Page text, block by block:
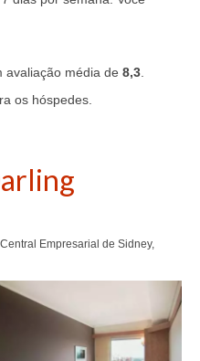
avaliação média de 8,3
os hóspedes.
Empresarial de Sidney,